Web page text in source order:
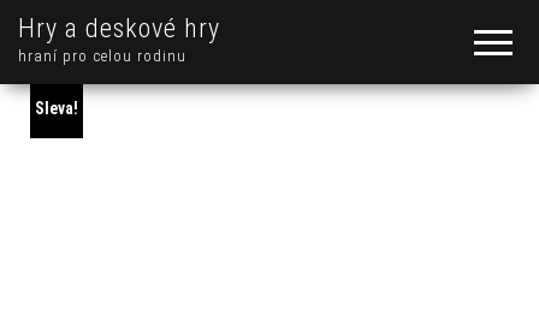
Hry a deskové hry
hraní pro celou rodinu
Sleva!